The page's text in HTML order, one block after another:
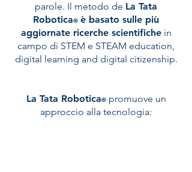
parole. Il metodo de La Tata
Robotica® è basato sulle più
aggiornate ricerche scientifichein
campo di STEM e STEAM education,
digital learning and digital citizenship.
La Tata Robotica®promuove un
approccio alla tecnologia: